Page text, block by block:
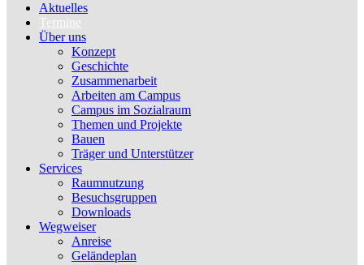
Aktuelles
Termine
Über uns
Konzept
Geschichte
Zusammenarbeit
Arbeiten am Campus
Campus im Sozialraum
Themen und Projekte
Bauen
Träger und Unterstützer
Services
Raumnutzung
Besuchsgruppen
Downloads
Wegweiser
Anreise
Geländeplan